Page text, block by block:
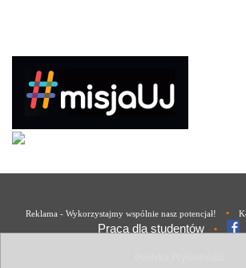
Reklama - Wykorzystajmy wspólnie nasz potencjał! •
Praca dla studentów •